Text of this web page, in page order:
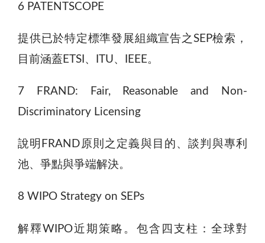
6 PATENTSCOPE
提供已於特定標準發展組織宣告之SEP檢索，
目前涵蓋ETSI、ITU、IEEE。
7 FRAND: Fair, Reasonable and Non-
Discriminatory Licensing
說明FRAND原則之定義與目的、談判與專利
池、爭點與爭端解決。
8 WIPO Strategy on SEPs
解釋WIPO近期策略。包含四支柱：全球對